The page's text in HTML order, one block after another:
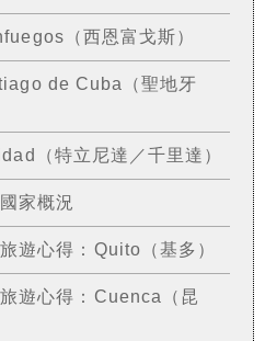
（西恩富戈斯）
de Cuba（聖地牙
（特立尼達／千里達）
家概況
遊心得：Quito（基多）
遊心得：Cuenca（昆